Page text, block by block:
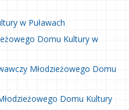
w Puławach
Domu Kultury w
Młodzieżowego Domu
Domu Kultury